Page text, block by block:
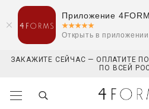
ЗАКАЖИТЕ СЕЙЧАС — ОПЛАТИТЕ
ПО ВСЕЙ
Приложение
Открыть в приложении